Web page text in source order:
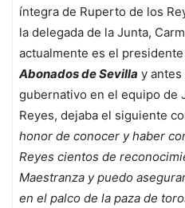
íntegra de Ruperto de los
la delegada de la Junta,
actualmente es el
Abonados de Sevilla y
gubernativo en el equipo de
Reyes, dejaba el siguiente
honor de conocer y haber
Reyes cientos de
Maestranza y puedo
en el palco de la paza de